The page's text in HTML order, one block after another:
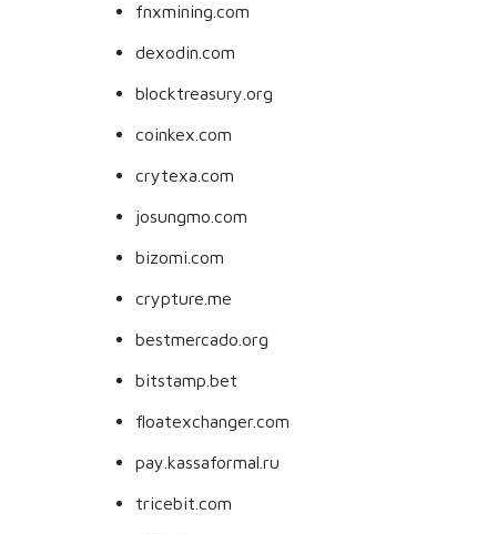
fnxmining.com
dexodin.com
blocktreasury.org
coinkex.com
crytexa.com
josungmo.com
bizomi.com
crypture.me
bestmercado.org
bitstamp.bet
floatexchanger.com
pay.kassaformal.ru
tricebit.com